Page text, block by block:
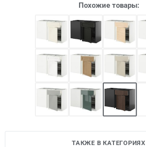
Похожие товары:
ТАКЖЕ В КАТЕГОРИЯХ